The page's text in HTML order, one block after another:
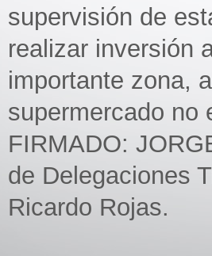
supervisión de
realizar inversión
importante zona,
supermercado no
FIRMADO:
de Delegaciones
Ricardo Rojas.